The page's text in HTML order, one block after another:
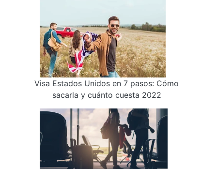
Visa Estados Unidos en 7 pasos: Cómo
sacarla y cuánto cuesta 2022